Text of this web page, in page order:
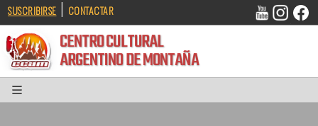
SUSCRIBIRSE | CONTACTAR
CENTRO CULTURAL
ARGENTINO DE MONTAÑA